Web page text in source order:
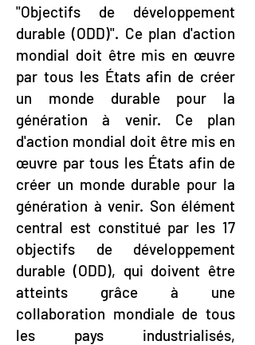
"Objectifs de développement
durable (ODD)". Ce plan d'action
mondial doit être mis en œuvre
par tous les États afin de créer
un monde durable pour la
génération à venir. Ce plan
d'action mondial doit être mis en
œuvre par tous les États afin de
créer un monde durable pour la
génération à venir. Son élément
central est constitué par les 17
objectifs de développement
durable (ODD), qui doivent être
atteints grâce à une
collaboration mondiale de tous
les pays industrialisés,